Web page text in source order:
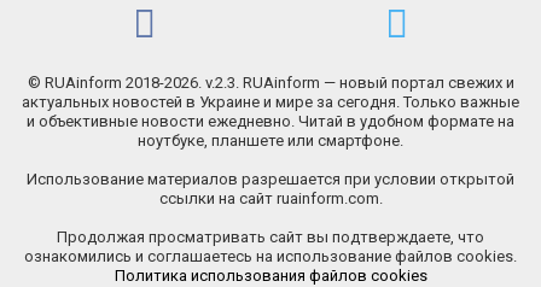
© RUAinform 2018-2026. v.2.3. RUAinform — новый портал свежих и
актуальных новостей в Украине и мире за сегодня. Только важные
и объективные новости ежедневно. Читай в удобном формате на
ноутбуке, планшете или смартфоне.
Использование материалов разрешается при условии открытой
ссылки на сайт ruainform.com.
Продолжая просматривать сайт вы подтверждаете, что
ознакомились и соглашаетесь на использование файлов cookies.
Политика использования файлов cookies